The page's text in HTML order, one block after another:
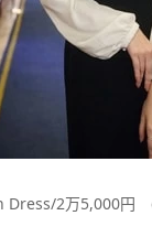
Dress/2万5,000